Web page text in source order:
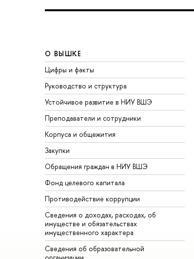
О ВЫШКЕ
Цифры и факты
Руководство и структура
Устойчивое развитие в НИУ ВШЭ
Преподаватели и сотрудники
Корпуса и общежития
Закупки
Обращения граждан в НИУ ВШЭ
Фонд целевого капитала
Противодействие коррупции
Сведения о доходах, расходах, об
имуществе и обязательствах
имущественного характера
Сведения об образовательной